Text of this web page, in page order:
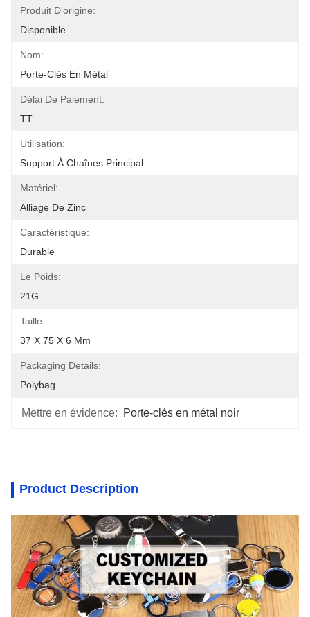
Produit D'origine:
Disponible
Nom:
Porte-Clés En Métal
Délai De Paiement:
TT
Utilisation:
Support À Chaînes Principal
Matériel:
Alliage De Zinc
Caractéristique:
Durable
Le Poids:
21G
Taille:
37 X 75 X 6 Mm
Packaging Details:
Polybag
Mettre en évidence: Porte-clés en métal noir
Product Description